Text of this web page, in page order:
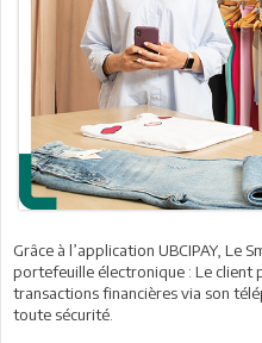
Grâce à l’application UBCIPAY, Le
portefeuille électronique : Le client
transactions financières via son
toute sécurité.